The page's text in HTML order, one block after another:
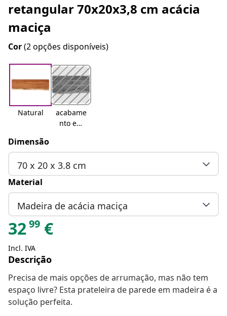
retangular 70x20x3,8 cm acácia
maciça
Cor(2 opções disponíveis)
Natural
acabame
nto em
Dimensão
70 x 20 x 3.8 cm
Material
Madeira de acácia maciça
3299 €
Incl. IVA
Descrição
Precisa de mais opções de arrumação, mas não tem
espaço livre? Esta prateleira de parede em madeira é a
solução perfeita.